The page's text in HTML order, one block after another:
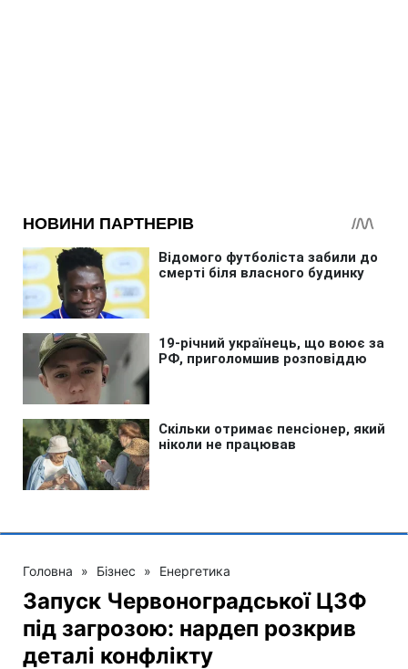
Головна » Бізнес » Енергетика
Запуск Червоноградської ЦЗФ
під загрозою: нардеп розкрив
деталі конфлікту